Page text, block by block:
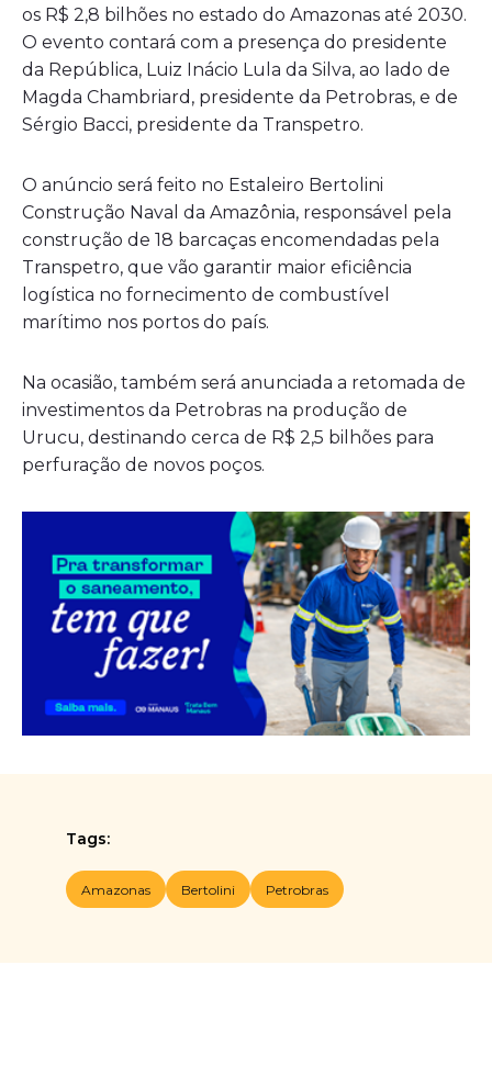
os R$ 2,8 bilhões no estado do Amazonas até 2030.
O evento contará com a presença do presidente
da República, Luiz Inácio Lula da Silva, ao lado de
Magda Chambriard, presidente da Petrobras, e de
Sérgio Bacci, presidente da Transpetro.
O anúncio será feito no Estaleiro Bertolini
Construção Naval da Amazônia, responsável pela
construção de 18 barcaças encomendadas pela
Transpetro, que vão garantir maior eficiência
logística no fornecimento de combustível
marítimo nos portos do país.
Na ocasião, também será anunciada a retomada de
investimentos da Petrobras na produção de
Urucu, destinando cerca de R$ 2,5 bilhões para
perfuração de novos poços.
Tags:
Amazonas Bertolini Petrobras